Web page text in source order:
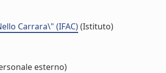
Carrara\" (IFAC)(Istituto)
esterno)